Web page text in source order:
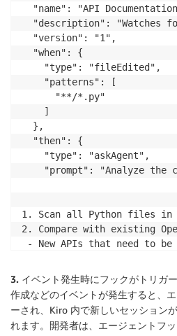
"name": "API
"description": "Watches
  "version": "1",
  "when": {
    "type": "fileEdited",
    "patterns": [
      "**/*.py"
    ]
  },
  "then": {
    "type": "askAgent",
"prompt": "Analyze the
1. Scan all Python files in
2. Compare with existing
- New APIs that need to be
- Modified APIs that need
3. Update the OpenAPI
4. Update README.md and
5. Provide a summary of
3. イベント発生時にフックがトリガー
作成などのイベントが発生すると、
ーされ、Kiro 内で新しいセッション
れます。開発者は、エージェントフ